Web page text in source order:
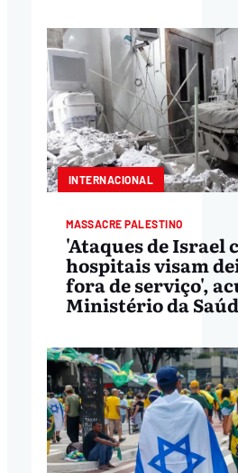
INTERNACIONAL
MASSACRE PALESTINO
'Ataques de Israel
hospitais visam
fora de serviço',
Ministério da